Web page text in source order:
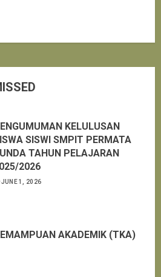
KELULUSAN
SISWI SMPIT PERMATA
TAHUN PELAJARAN
2026
JUNE 1, 2026
AKADEMIK (TKA)